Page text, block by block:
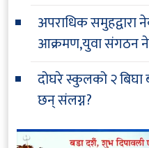
अपराधिक समुहद्वारा
आक्रमण,युवा संगठन
दोघरे स्कुलको २ बिघा
छन् संलग्न?